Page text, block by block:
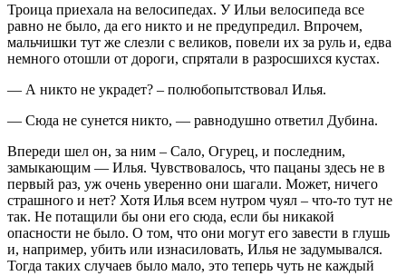
Троица приехала на велосипедах. У Ильи велосипеда все
равно не было, да его никто и не предупредил. Впрочем,
мальчишки тут же слезли с великов, повели их за руль и, едва
немного отошли от дороги, спрятали в разросшихся кустах.
— А никто не украдет? – полюбопытствовал Илья.
— Сюда не сунется никто, — равнодушно ответил Дубина.
Впереди шел он, за ним – Сало, Огурец, и последним,
замыкающим — Илья. Чувствовалось, что пацаны здесь не в
первый раз, уж очень уверенно они шагали. Может, ничего
страшного и нет? Хотя Илья всем нутром чуял – что-то тут не
так. Не потащили бы они его сюда, если бы никакой
опасности не было. О том, что они могут его завести в глушь
и, например, убить или изнасиловать, Илья не задумывался.
Тогда таких случаев было мало, это теперь чуть не каждый